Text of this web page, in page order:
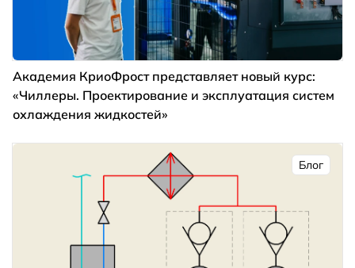
Академия КриоФрост представляет новый курс:
«Чиллеры. Проектирование и эксплуатация систем
охлаждения жидкостей»
Блог